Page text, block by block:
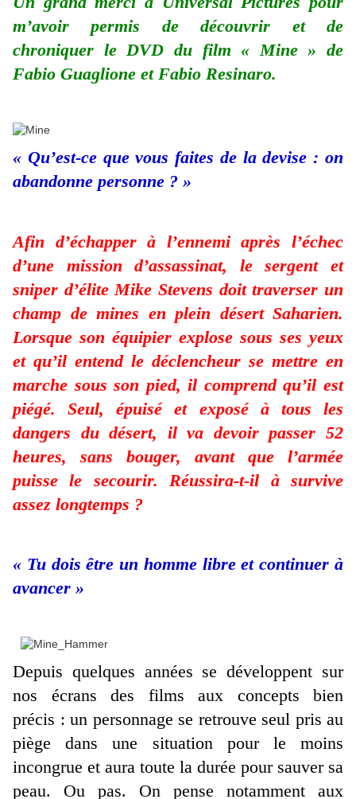
m’avoir permis de découvrir et de
chroniquer le DVD du film « Mine » de
Fabio Guaglione et Fabio Resinaro.
« Qu’est-ce que vous faites de la devise : on
abandonne personne ? »
Afin d’échapper à l’ennemi après l’échec
d’une mission d’assassinat, le sergent et
sniper d’élite Mike Stevens doit traverser un
champ de mines en plein désert Saharien.
Lorsque son équipier explose sous ses yeux
et qu’il entend le déclencheur se mettre en
marche sous son pied, il comprend qu’il est
piégé. Seul, épuisé et exposé à tous les
dangers du désert, il va devoir passer 52
heures, sans bouger, avant que l’armée
puisse le secourir. Réussira-t-il à survive
assez longtemps ?
« Tu dois être un homme libre et continuer à
avancer »
Depuis quelques années se développent sur
nos écrans des films aux concepts bien
précis : un personnage se retrouve seul pris au
piège dans une situation pour le moins
incongrue et aura toute la durée pour sauver sa
peau. Ou pas. On pense notamment aux